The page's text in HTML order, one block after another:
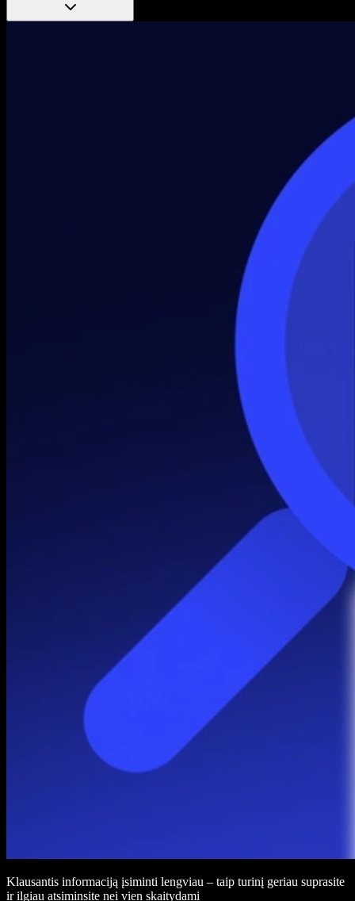
Klausantis informaciją įsiminti lengviau – taip turinį geriau suprasite
ir ilgiau atsiminsite nei vien skaitydami